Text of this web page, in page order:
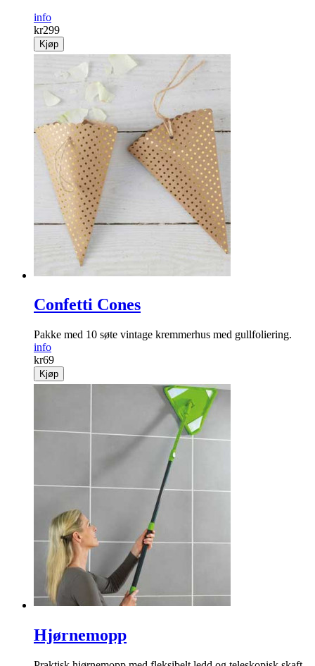
info
kr299
Kjøp
Confetti Cones
Pakke med 10 søte vintage kremmerhus med gullfoliering.
info
kr69
Kjøp
Hjørnemopp